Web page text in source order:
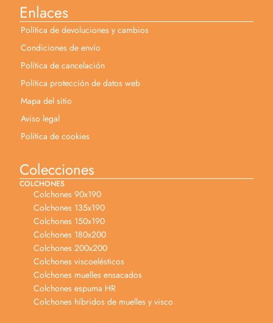
Enlaces
Política de devoluciones y cambios
Condiciones de envío
Política de cancelación
Política protección de datos web
Mapa del sitio
Aviso legal
Política de cookies
Colecciones
COLCHONES
Colchones 90x190
Colchones 135x190
Colchones 150x190
Colchones 180x200
Colchones 200x200
Colchones viscoelésticos
Colchones muelles ensacados
Colchones espuma HR
Colchones híbridos de muelles y visco